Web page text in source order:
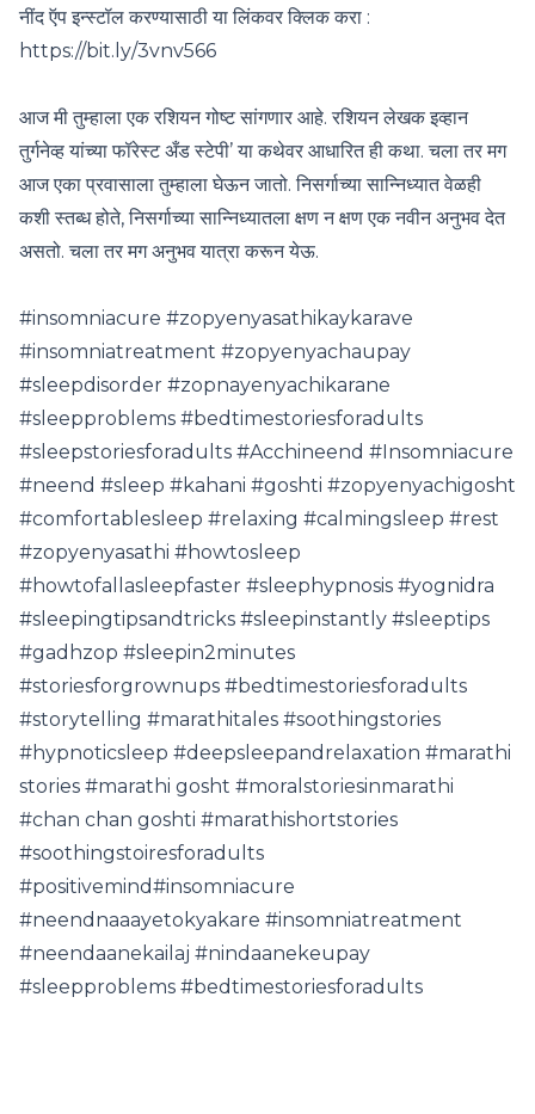
नींद ऍप इन्स्टॉल करण्यासाठी या लिंकवर क्लिक करा :
https://bit.ly/3vnv566
आज मी तुम्हाला एक रशियन गोष्ट सांगणार आहे. रशियन लेखक इव्हान
तुर्गनेव्ह यांच्या फॉरेस्ट अँड स्टेपी’ या कथेवर आधारित ही कथा. चला तर मग
आज एका प्रवासाला तुम्हाला घेऊन जातो. निसर्गाच्या सान्निध्यात वेळही
कशी स्तब्ध होते, निसर्गाच्या सान्निध्यातला क्षण न क्षण एक नवीन अनुभव देत
असतो. चला तर मग अनुभव यात्रा करून येऊ.
#insomniacure​ #zopyenyasathikaykarave​
#insomniatreatment​ #zopyenyachaupay​
#sleepdisorder​ #zopnayenyachikarane​
#sleepproblems​ #bedtimestoriesforadults
#sleepstoriesforadults #Acchineend #Insomniacure
#neend #sleep #kahani #goshti #zopyenyachigosht
#comfortablesleep #relaxing #calmingsleep #rest
#zopyenyasathi #howtosleep
#howtofallasleepfaster #sleephypnosis #yognidra
#sleepingtipsandtricks #sleepinstantly #sleeptips
#gadhzop #sleepin2minutes
#storiesforgrownups #bedtimestoriesforadults
#storytelling #marathitales #soothingstories
#hypnoticsleep #deepsleepandrelaxation #marathi
stories #marathi gosht #moralstoriesinmarathi
#chan chan goshti #marathishortstories
#soothingstoiresforadults
#positivemind#insomniacure​
#neendnaaayetokyakare​ #insomniatreatment​
#neendaanekailaj​ #nindaanekeupay​
#sleepproblems​ #bedtimestoriesforadults